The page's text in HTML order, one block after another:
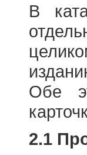
В
Обе
2.1